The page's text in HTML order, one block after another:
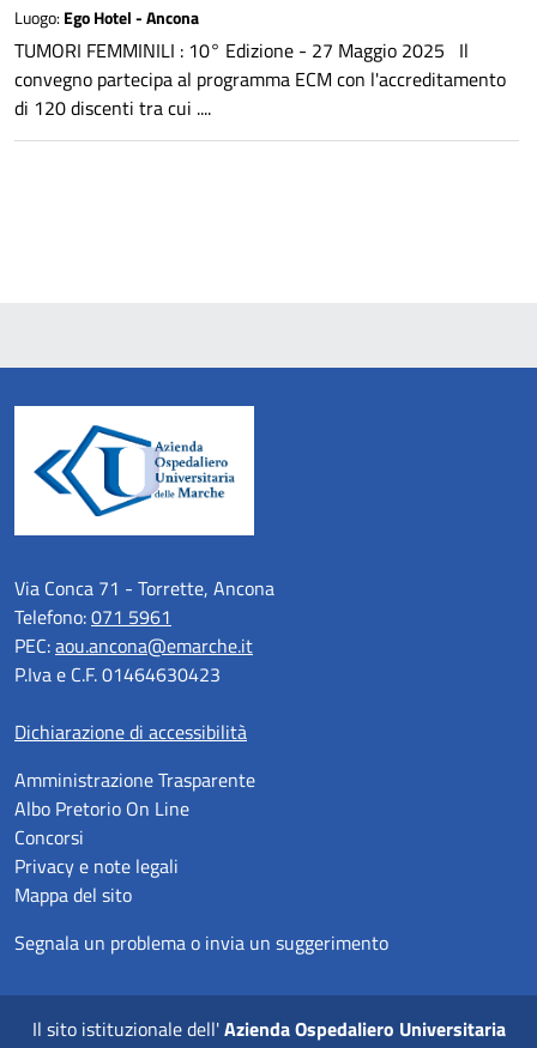
Luogo: Ego Hotel - Ancona
TUMORI FEMMINILI : 10° Edizione - 27 Maggio 2025 Il
convegno partecipa al programma ECM con l'accreditamento
di 120 discenti tra cui ....
Via Conca 71 - Torrette, Ancona
Telefono:071 5961
PEC:aou.ancona@emarche.it
P.Iva e C.F. 01464630423
Dichiarazione di accessibilità
Amministrazione Trasparente
Albo Pretorio On Line
Concorsi
Privacy e note legali
Mappa del sito
Segnala un problema o invia un suggerimento
Il sito istituzionale dell'Azienda Ospedaliero Universitaria